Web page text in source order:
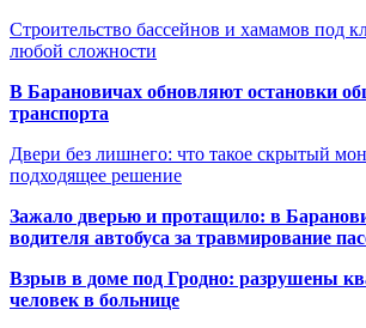
Строительство бассейнов и хамамов под
любой сложности
В Барановичах обновляют остановки
транспорта
Двери без лишнего: что такое скрытый
подходящее решение
Зажало дверью и протащило: в
водителя автобуса за травмирование
Взрыв в доме под Гродно: разрушены
человек в больнице